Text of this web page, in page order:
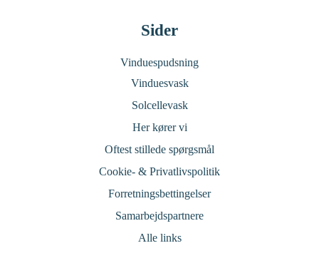
Sider
Vinduespudsning
Vinduesvask
Solcellevask
Her kører vi
Oftest stillede spørgsmål
Cookie- & Privatlivspolitik
Forretningsbettingelser
Samarbejdspartnere
Alle links